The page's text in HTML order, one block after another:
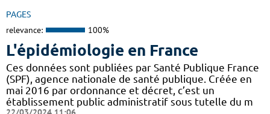
PAGES
relevance: 100%
L'épidémiologie en France
Ces données sont publiées par Santé Publique France
(SPF), agence nationale de santé publique. Créée en
mai 2016 par ordonnance et décret, c’est un
établissement public administratif sous tutelle du m